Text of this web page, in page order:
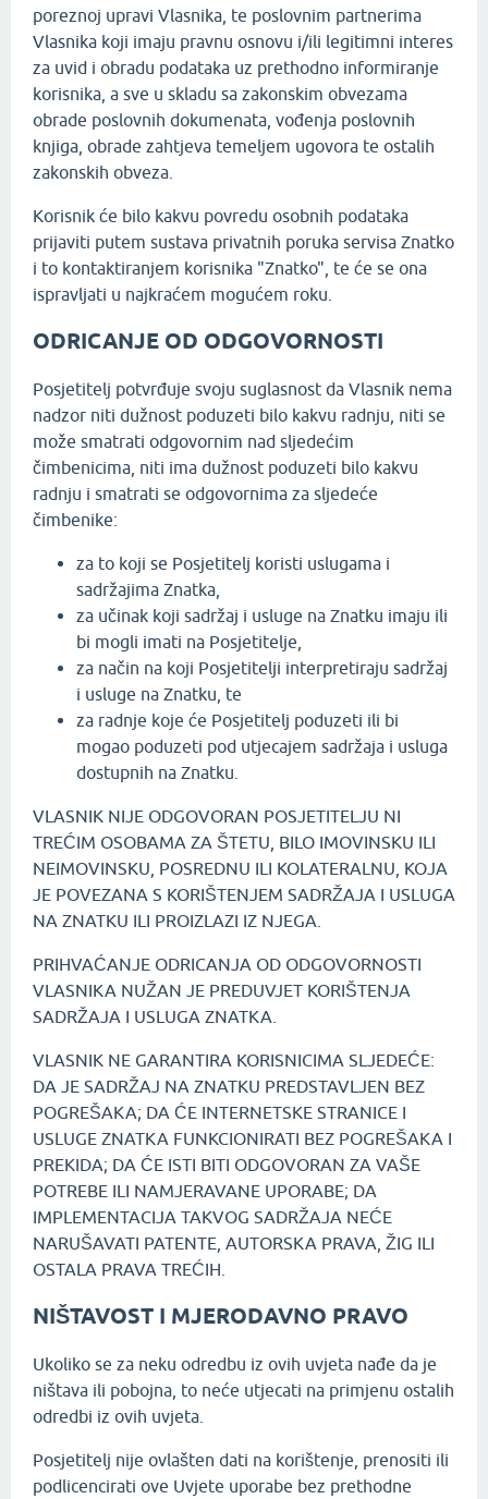
poreznoj upravi Vlasnika, te poslovnim partnerima
Vlasnika koji imaju pravnu osnovu i/ili legitimni interes
za uvid i obradu podataka uz prethodno informiranje
korisnika, a sve u skladu sa zakonskim obvezama
obrade poslovnih dokumenata, vođenja poslovnih
knjiga, obrade zahtjeva temeljem ugovora te ostalih
zakonskih obveza.
Korisnik će bilo kakvu povredu osobnih podataka
prijaviti putem sustava privatnih poruka servisa Znatko
i to kontaktiranjem korisnika "Znatko", te će se ona
ispravljati u najkraćem mogućem roku.
ODRICANJE OD ODGOVORNOSTI
Posjetitelj potvrđuje svoju suglasnost da Vlasnik nema
nadzor niti dužnost poduzeti bilo kakvu radnju, niti se
može smatrati odgovornim nad sljedećim
čimbenicima, niti ima dužnost poduzeti bilo kakvu
radnju i smatrati se odgovornima za sljedeće
čimbenike:
za to koji se Posjetitelj koristi uslugama i
sadržajima Znatka,
za učinak koji sadržaj i usluge na Znatku imaju ili
bi mogli imati na Posjetitelje,
za način na koji Posjetitelji interpretiraju sadržaj
i usluge na Znatku, te
za radnje koje će Posjetitelj poduzeti ili bi
mogao poduzeti pod utjecajem sadržaja i usluga
dostupnih na Znatku.
VLASNIK NIJE ODGOVORAN POSJETITELJU NI
TREĆIM OSOBAMA ZA ŠTETU, BILO IMOVINSKU ILI
NEIMOVINSKU, POSREDNU ILI KOLATERALNU, KOJA
JE POVEZANA S KORIŠTENJEM SADRŽAJA I USLUGA
NA ZNATKU ILI PROIZLAZI IZ NJEGA.
PRIHVAĆANJE ODRICANJA OD ODGOVORNOSTI
VLASNIKA NUŽAN JE PREDUVJET KORIŠTENJA
SADRŽAJA I USLUGA ZNATKA.
VLASNIK NE GARANTIRA KORISNICIMA SLJEDEĆE:
DA JE SADRŽAJ NA ZNATKU PREDSTAVLJEN BEZ
POGREŠAKA; DA ĆE INTERNETSKE STRANICE I
USLUGE ZNATKA FUNKCIONIRATI BEZ POGREŠAKA I
PREKIDA; DA ĆE ISTI BITI ODGOVORAN ZA VAŠE
POTREBE ILI NAMJERAVANE UPORABE; DA
IMPLEMENTACIJA TAKVOG SADRŽAJA NEĆE
NARUŠAVATI PATENTE, AUTORSKA PRAVA, ŽIG ILI
OSTALA PRAVA TREĆIH.
NIŠTAVOST I MJERODAVNO PRAVO
Ukoliko se za neku odredbu iz ovih uvjeta nađe da je
ništava ili pobojna, to neće utjecati na primjenu ostalih
odredbi iz ovih uvjeta.
Posjetitelj nije ovlašten dati na korištenje, prenositi ili
podlicencirati ove Uvjete uporabe bez prethodne